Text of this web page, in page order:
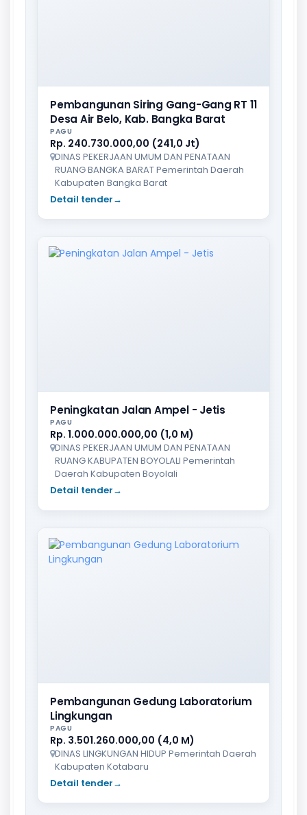
Pembangunan Siring Gang-Gang RT 11
Desa Air Belo, Kab. Bangka Barat
PAGU
Rp. 240.730.000,00 (241,0 Jt)
DINAS PEKERJAAN UMUM DAN PENATAAN
RUANG BANGKA BARAT Pemerintah Daerah
Kabupaten Bangka Barat
Detail tender→
Peningkatan Jalan Ampel - Jetis
PAGU
Rp. 1.000.000.000,00 (1,0 M)
DINAS PEKERJAAN UMUM DAN PENATAAN
RUANG KABUPATEN BOYOLALI Pemerintah
Daerah Kabupaten Boyolali
Detail tender→
Pembangunan Gedung Laboratorium
Lingkungan
PAGU
Rp. 3.501.260.000,00 (4,0 M)
DINAS LINGKUNGAN HIDUP Pemerintah Daerah
Kabupaten Kotabaru
Detail tender→